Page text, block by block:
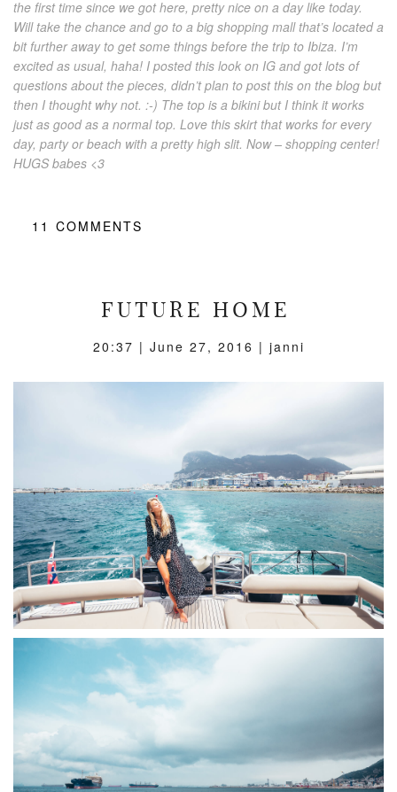
the first time since we got here, pretty nice on a day like today.
Will take the chance and go to a big shopping mall that’s located a
bit further away to get some things before the trip to Ibiza. I’m
excited as usual, haha! I posted this look on IG and got lots of
questions about the pieces, didn’t plan to post this on the blog but
then I thought why not. :-) The top is a bikini but I think it works
just as good as a normal top. Love this skirt that works for every
day, party or beach with a pretty high slit. Now – shopping center!
HUGS babes <3
11 COMMENTS
FUTURE HOME
20:37 | June 27, 2016 | janni